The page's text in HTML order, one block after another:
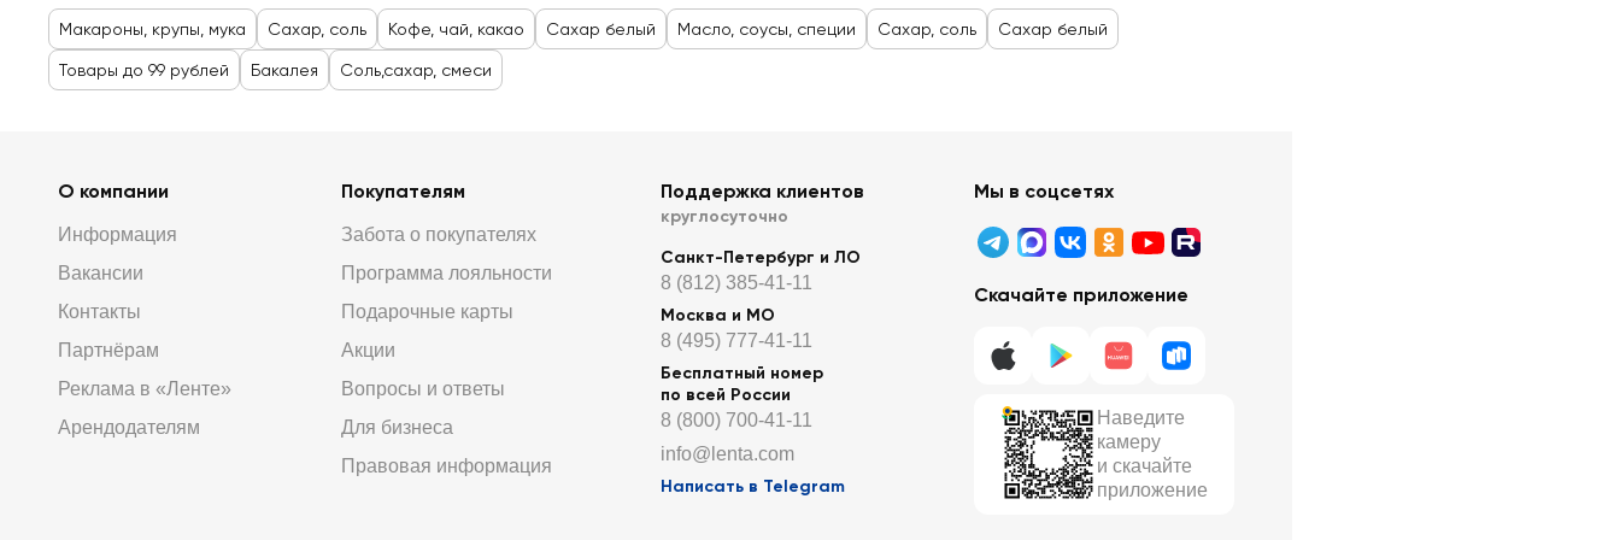
Макароны, крупы, мука Сахар, соль Кофе, чай, какао Сахар белый Масло, соусы, специи Сахар, соль Сахар белый
Товары до 99 рублей Бакалея Соль,сахар, смеси
О компании
Информация
Вакансии
Контакты
Партнёрам
Реклама в «Ленте»
Арендодателям
Покупателям
Забота о покупателях
Программа лояльности
Подарочные карты
Акции
Вопросы и ответы
Для бизнеса
Правовая информация
Поддержка клиентов
круглосуточно
Санкт-Петербург и ЛО
8 (812) 385-41-11
Москва и МО
8 (495) 777-41-11
Бесплатный номер
по всей России
8 (800) 700-41-11
info@lenta.com
Написать в Telegram
Мы в соцсетях
Скачайте приложение
Наведите
камеру
и скачайте
приложение